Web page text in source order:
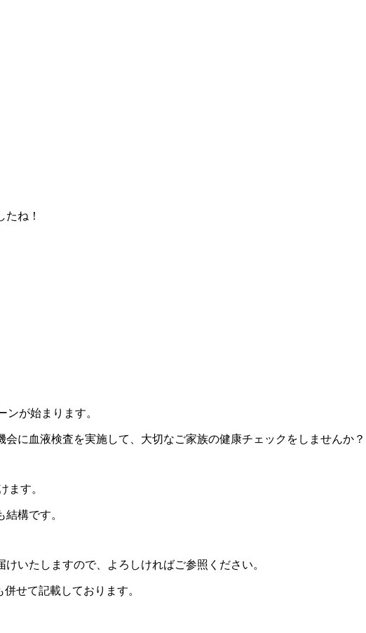
ね！
ンが始まります。
に血液検査を実施して、大切なご家族の健康チェックをしませんか？
ます。
構です。
いたしますので、よろしければご参照ください。
せて記載しております。